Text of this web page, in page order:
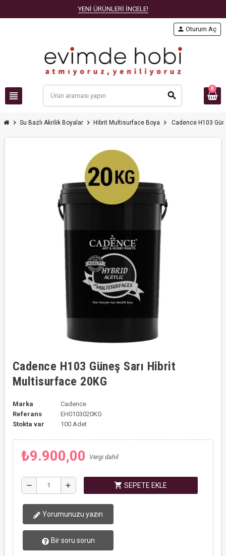
YENİ ÜRÜNLERİ İNCELE!
view_headline search
person Oturum Aç
0
chevron_right Su Bazlı Akrilik Boyalar chevron_right Hibrit Multisurface Boya chevron_right Cadence H103
Cadence H103 Güneş Sarı Hibrit
Multisurface 20KG
Marka
Cadence
Referans
EH0103020KG
Stokta var
100 Adet
₺9.900,00 Vergi dahil
remove add shopping_cart SEPETE EKLE
Yorumunuzu yazın
Bir soru sorun